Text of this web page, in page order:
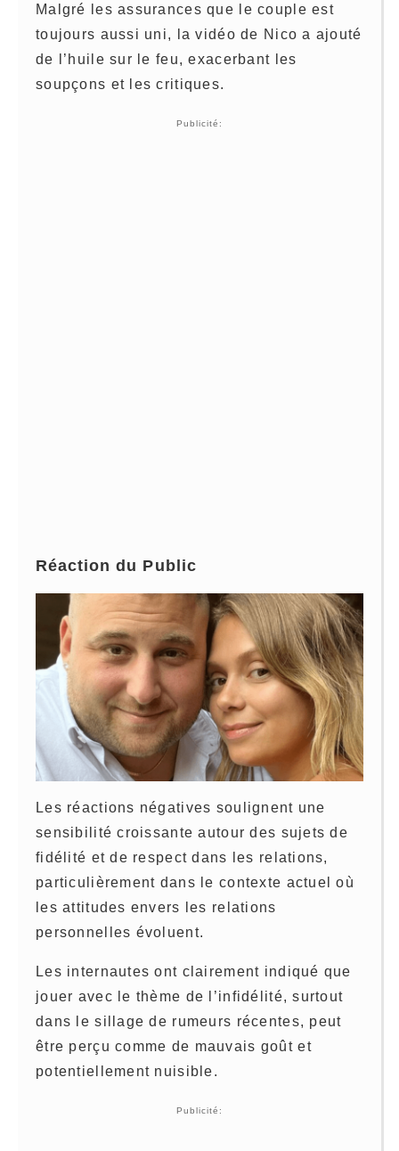
Malgré les assurances que le couple est
toujours aussi uni, la vidéo de Nico a ajouté
de l’huile sur le feu, exacerbant les
soupçons et les critiques.
Publicité:
Réaction du Public
Les réactions négatives soulignent une
sensibilité croissante autour des sujets de
fidélité et de respect dans les relations,
particulièrement dans le contexte actuel où
les attitudes envers les relations
personnelles évoluent.
Les internautes ont clairement indiqué que
jouer avec le thème de l’infidélité, surtout
dans le sillage de rumeurs récentes, peut
être perçu comme de mauvais goût et
potentiellement nuisible.
Publicité: